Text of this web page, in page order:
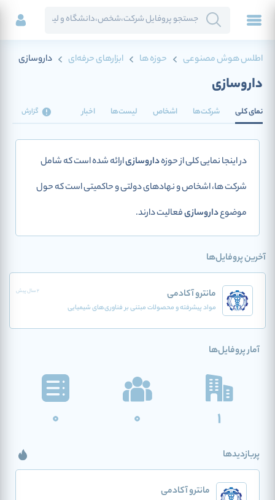
اطلس هوش مصنوعی حوزه ها ابزارهای حرفه‌ای داروسازی
داروسازی
نمای کلی شرکت‌ها اشخاص لیست‌ها اخبار گزارش
در اینجا نمایی کلی از حوزهداروسازیارائه شده است که شامل
شرکت ها، اشخاص و نهادهای دولتی و حاکمیتی است که حول
موضوعداروسازیفعالیت دارند.
آخرین پروفایل‌ها
مانترو آکادمی 2 سال پیش
مواد پیشرفته و محصولات مبتنی بر فناوری‌های شیمیایی
آمار پروفایل‌ها
1
0
0
پربازدیدها
مانترو آکادمی